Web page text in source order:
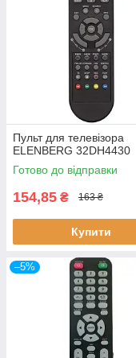
Пульт для телевізора
ELENBERG 32DH4430
Готово до відправки
154,85 ₴ 163 ₴
Купити
–5%